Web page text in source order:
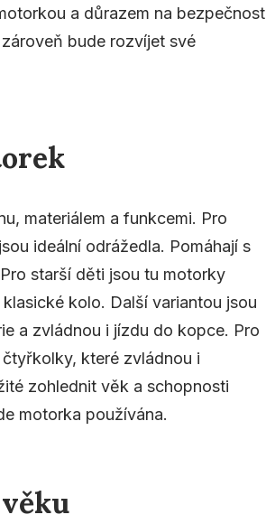
a důrazem na bezpečnost
bude rozvíjet své
materiálem a funkcemi. Pro
ideální odrážedla. Pomáhají s
starší děti jsou tu motorky
kolo. Další variantou jsou
a zvládnou i jízdu do kopce. Pro
které zvládnou i
zohlednit věk a schopnosti
motorka používána.